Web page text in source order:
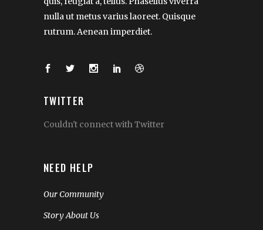
nulla ut metus varius laoreet. Quisque
rutrum. Aenean imperdiet.
TWITTER
Couldn't connect with Twitter
NEED HELP
Our Community
Story About Us